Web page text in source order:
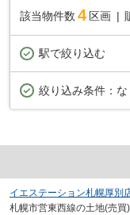
該当物件数 4 区画
駅で絞り込む
絞り込み条件： な
イエステーション札幌厚別
札幌市営東西線の土地(売買)